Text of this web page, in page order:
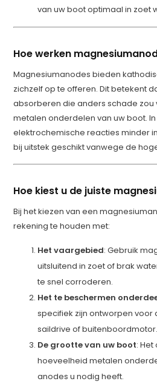
van uw boot optimaal in zoet
Hoe werken
Magnesiumanodes bieden
zichzelf op te offeren. Dit betekent
absorberen die anders schade
metalen onderdelen van uw boot.
elektrochemische reacties minder
bij uitstek geschikt vanwege de
Hoe kiest u de juiste
Bij het kiezen van een
rekening te houden met:
Het vaargebied: Gebruik
uitsluitend in zoet of brak
te snel corroderen.
Het te beschermen
specifiek zijn ontworpen voor
saildrive of buitenboordmotor.
De grootte van uw boot:
hoeveelheid metalen
anodes u nodig heeft.